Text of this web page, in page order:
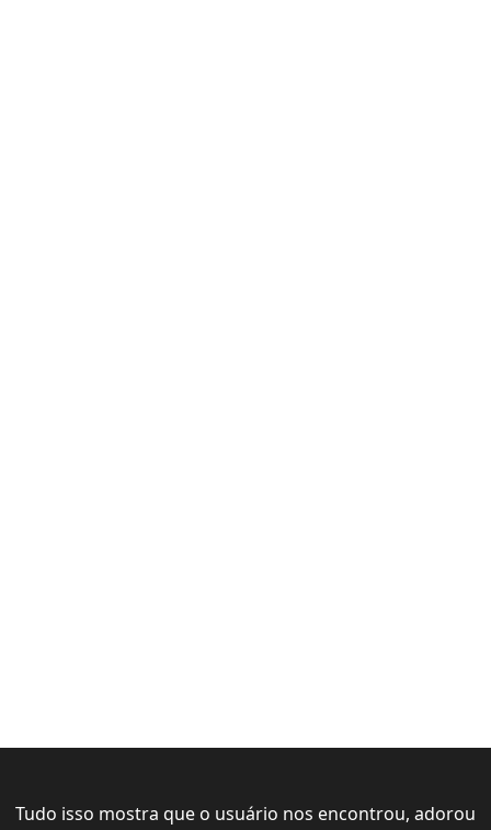
Tudo isso mostra que o usuário nos encontrou, adorou